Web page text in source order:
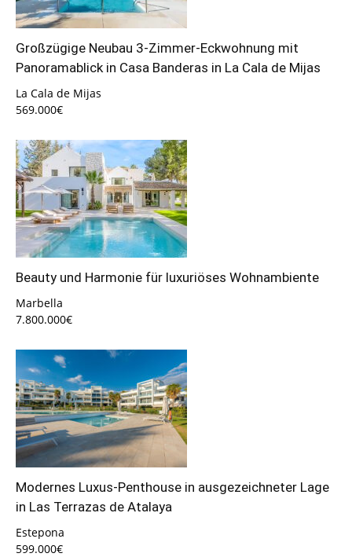
Großzügige Neubau 3-Zimmer-Eckwohnung mit
Panoramablick in Casa Banderas in La Cala de Mijas
La Cala de Mijas
569.000€
Beauty und Harmonie für luxuriöses Wohnambiente
Marbella
7.800.000€
Modernes Luxus-Penthouse in ausgezeichneter Lage
in Las Terrazas de Atalaya
Estepona
599.000€